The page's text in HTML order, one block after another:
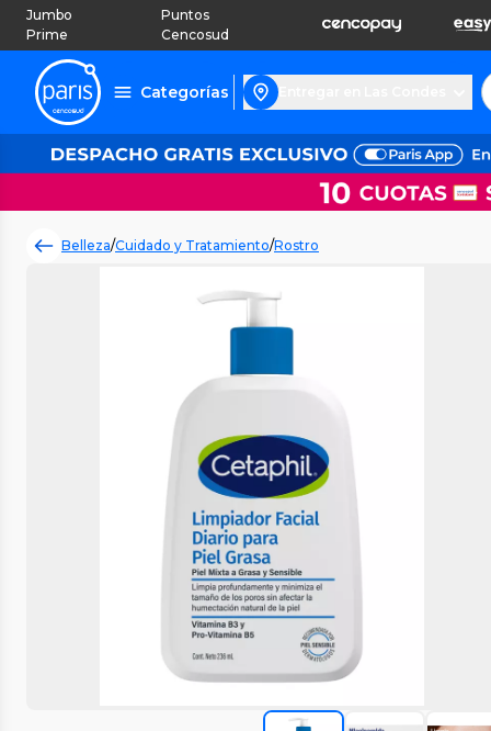
Jumbo
Prime
Puntos
Cencosud
Categorías
Belleza/Cuidado y Tratamiento/Rostro